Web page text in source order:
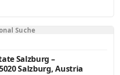
Suche
Salzburg –
Salzburg, Austria